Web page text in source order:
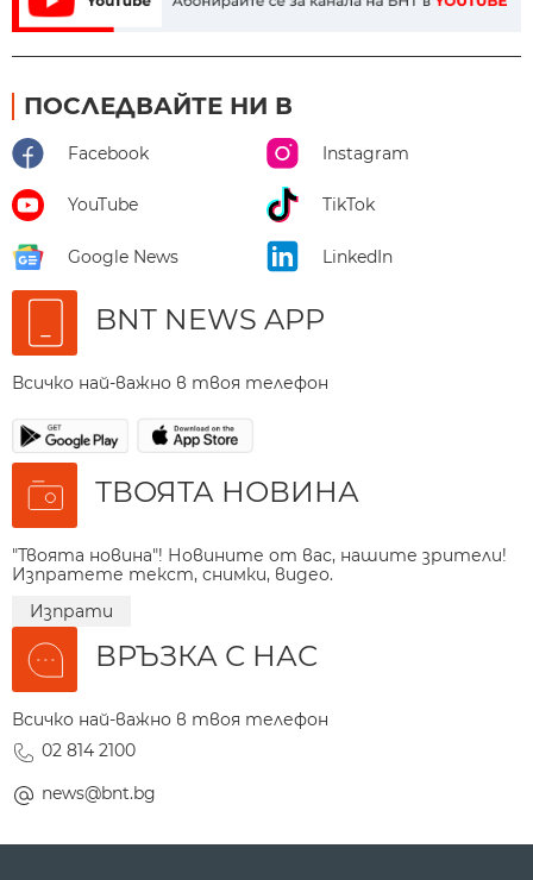
ПОСЛЕДВАЙТЕ НИ В
Facebook Instagram
YouTube TikTok
Google News LinkedIn
BNT NEWS APP
Всичко най-важно в твоя телефон
ТВОЯТА НОВИНА
"Твоята новина"! Новините от вас, нашите зрители!
Изпратете текст, снимки, видео.
Изпрати
ВРЪЗКА С НАС
Всичко най-важно в твоя телефон
02 814 2100
news@bnt.bg